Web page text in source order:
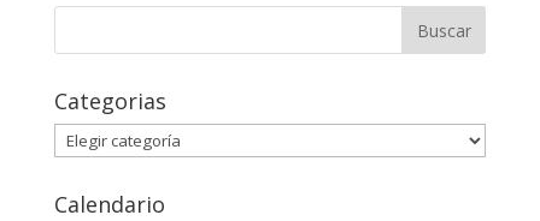
Buscar:
Categorias
Categorias
Calendario